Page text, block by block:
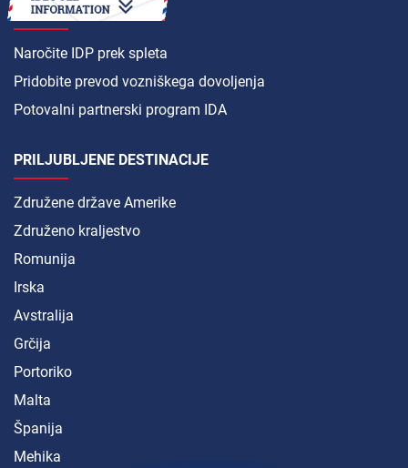
KAKO DO
Naročite IDP prek spleta
Pridobite prevod vozniškega dovoljenja
Potovalni partnerski program IDA
PRILJUBLJENE DESTINACIJE
Združene države Amerike
Združeno kraljestvo
Romunija
Irska
Avstralija
Grčija
Portoriko
Malta
Španija
Mehika